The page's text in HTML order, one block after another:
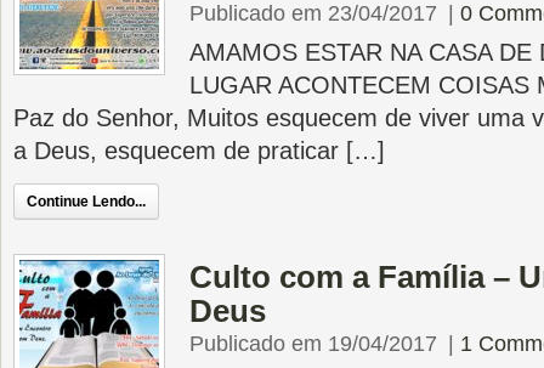
Publicado em 23/04/2017 0
AMAMOS ESTAR NA CASA DE
LUGAR ACONTECEM
Paz do Senhor, Muitos esquecem de viver uma
a Deus, esquecem de praticar […]
Continue Lendo...
Culto com a Família –
Deus
Publicado em 19/04/2017 1